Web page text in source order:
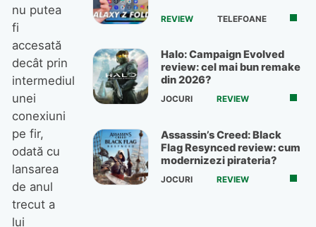
nu putea
fi
accesată
decât prin
intermediul
unei
conexiuni
pe fir,
odată cu
lansarea
de anul
trecut a
lui
REVIEW TELEFOANE
Halo: Campaign Evolved
review: cel mai bun remake
din 2026?
JOCURI REVIEW
Assassin’s Creed: Black
Flag Resynced review: cum
modernizezi pirateria?
JOCURI REVIEW